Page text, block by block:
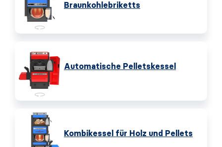
Braunkohlebriketts
Automatische Pelletskessel
Kombikessel für Holz und Pellets